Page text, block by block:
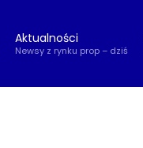
Aktualności
Newsy z rynku prop – dziś